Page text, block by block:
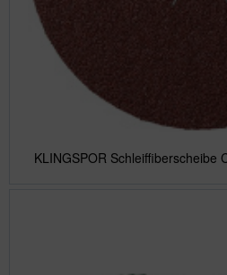
KLINGSPOR Schleiffiberscheibe